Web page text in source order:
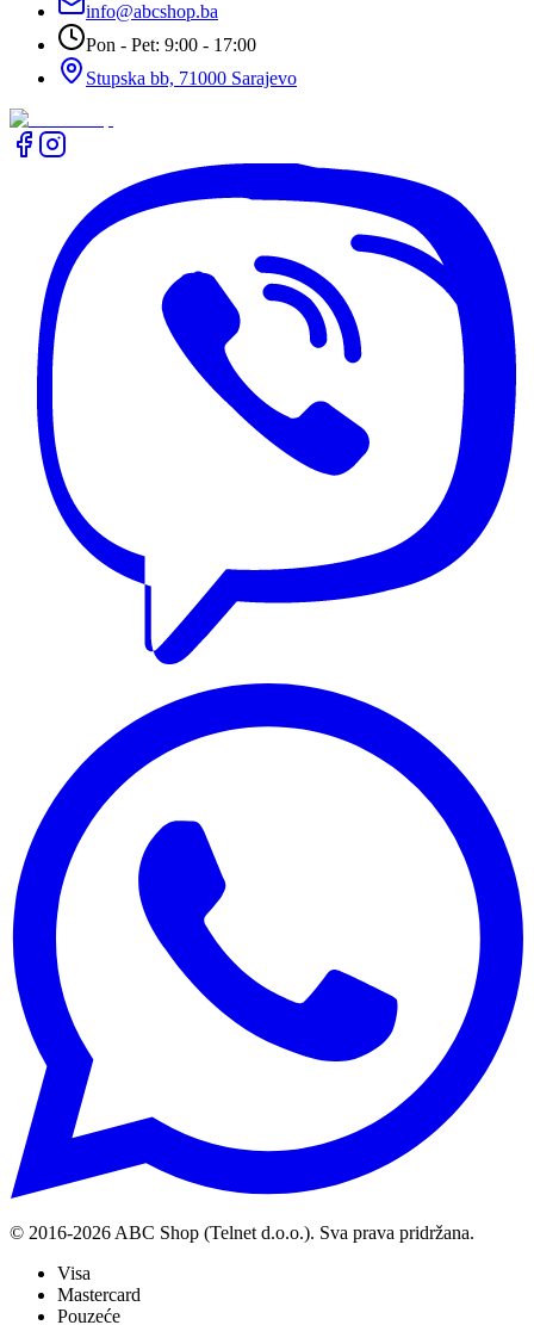
info@abcshop.ba
Pon - Pet: 9:00 - 17:00
Stupska bb, 71000 Sarajevo
© 2016-2026 ABC Shop (Telnet d.o.o.). Sva prava pridržana.
Visa
Mastercard
Pouzeće